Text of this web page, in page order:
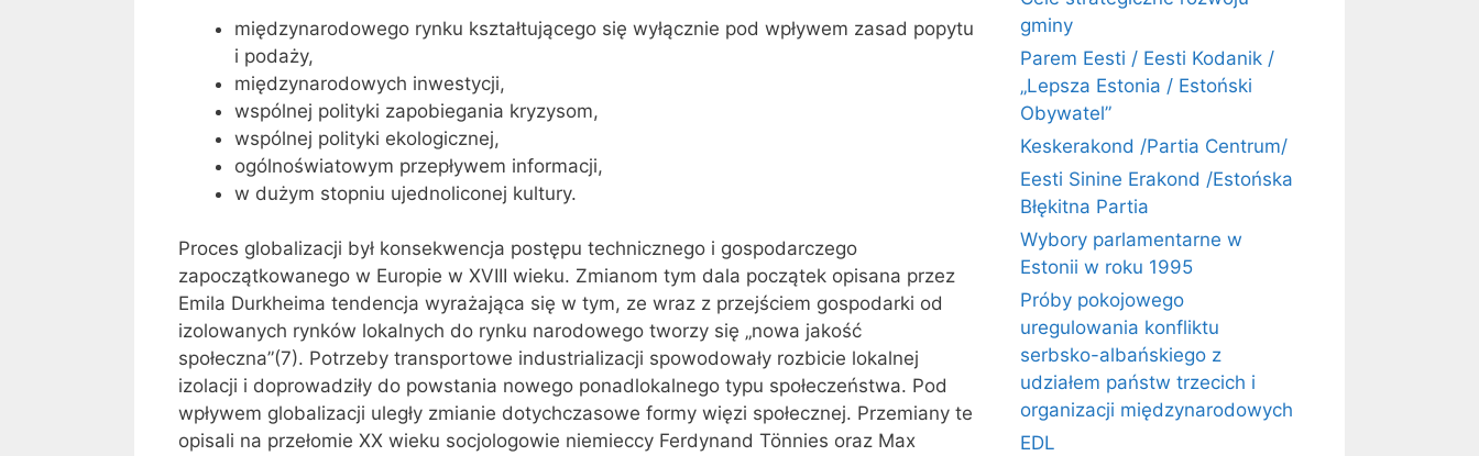
międzynarodowego rynku kształtującego się wyłącznie pod wpływem zasad popytu
i podaży,
międzynarodowych inwestycji,
wspólnej polityki zapobiegania kryzysom,
wspólnej polityki ekologicznej,
ogólnoświatowym przepływem informacji,
w dużym stopniu ujednoliconej kultury.
Proces globalizacji był konsekwencja postępu technicznego i gospodarczego
zapoczątkowanego w Europie w XVIII wieku. Zmianom tym dala początek opisana przez
Emila Durkheima tendencja wyrażająca się w tym, ze wraz z przejściem gospodarki od
izolowanych rynków lokalnych do rynku narodowego tworzy się „nowa jakość
społeczna”(7). Potrzeby transportowe industrializacji spowodowały rozbicie lokalnej
izolacji i doprowadziły do powstania nowego ponadlokalnego typu społeczeństwa. Pod
wpływem globalizacji uległy zmianie dotychczasowe formy więzi społecznej. Przemiany te
opisali na przełomie XX wieku socjologowie niemieccy Ferdynand Tönnies oraz Max
gminy
Parem Eesti / Eesti Kodanik /
„Lepsza Estonia / Estoński
Obywatel”
Keskerakond /Partia Centrum/
Eesti Sinine Erakond /Estońska
Błękitna Partia
Wybory parlamentarne w
Estonii w roku 1995
Próby pokojowego
uregulowania konfliktu
serbsko-albańskiego z
udziałem państw trzecich i
organizacji międzynarodowych
EDL